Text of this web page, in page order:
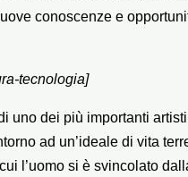
conoscenze e
tecnologia]
uno dei più importanti
ad un’ideale di vita
l’uomo si è svincolato